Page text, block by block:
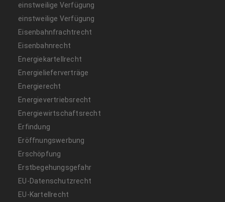
einstweilige Verfügung
einstweilige Verfügung
Eisenbahnfrachtrecht
Eisenbahnrecht
Energiekartellrecht
Energielieferverträge
Energierecht
Energievertriebsrecht
Energiewirtschaftsrecht
Erfindung
Eröffnungswerbung
Erschöpfung
Erstbegehungsgefahr
EU-Datenschutzrecht
EU-Kartellrecht